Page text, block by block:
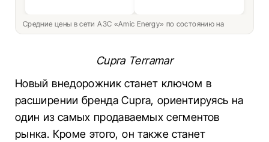
Средние цены в сети АЗС «Amic Energy» по состоянию на
Cupra Terramar
Новый внедорожник станет ключом в
расширении бренда Cupra, ориентируясь на
один из самых продаваемых сегментов
рынка. Кроме этого, он также станет